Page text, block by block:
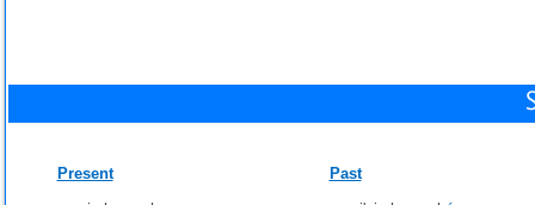
Present
Past